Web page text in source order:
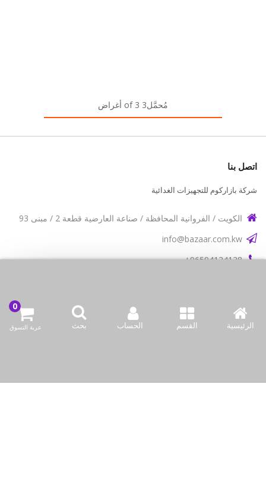
السماح للكوكيز
الرئيسية القسم الحساب بحث عربة التسوق
مُحمَّل3 of 3 أغراض
اتصل بنا
شركة بازاركوم للتجهيزات الغدائية
الكويت / الفروانية المحافظة / صناعة العارضية قطعة 2 / مبنى 93
info@bazaar.com.kw
96594124128+
نحن نتواصل